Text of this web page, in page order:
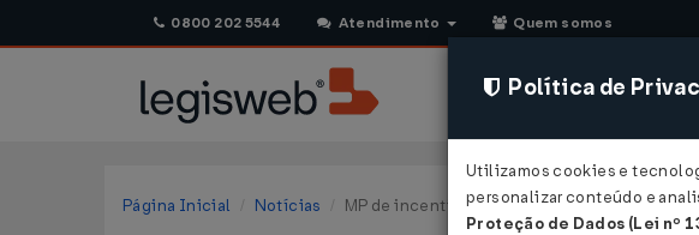
0800 202 5544 Atendimento Quem somos
Página Inicial Notícias MP de incentivos fiscais na produção tablets
Política de
Utilizamos cookies e
personalizar conteúdo e
Proteção de Dados (Lei nº